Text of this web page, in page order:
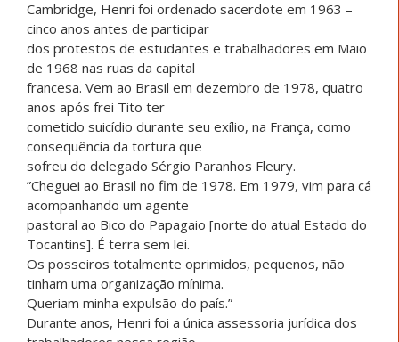
Cambridge, Henri foi ordenado sacerdote em 1963 –
cinco anos antes de participar
dos protestos de estudantes e trabalhadores em Maio
de 1968 nas ruas da capital
francesa. Vem ao Brasil em dezembro de 1978, quatro
anos após frei Tito ter
cometido suicídio durante seu exílio, na França, como
consequência da tortura que
sofreu do delegado Sérgio Paranhos Fleury.
”Cheguei ao Brasil no fim de 1978. Em 1979, vim para cá
acompanhando um agente
pastoral ao Bico do Papagaio [norte do atual Estado do
Tocantins]. É terra sem lei.
Os posseiros totalmente oprimidos, pequenos, não
tinham uma organização mínima.
Queriam minha expulsão do país.”
Durante anos, Henri foi a única assessoria jurídica dos